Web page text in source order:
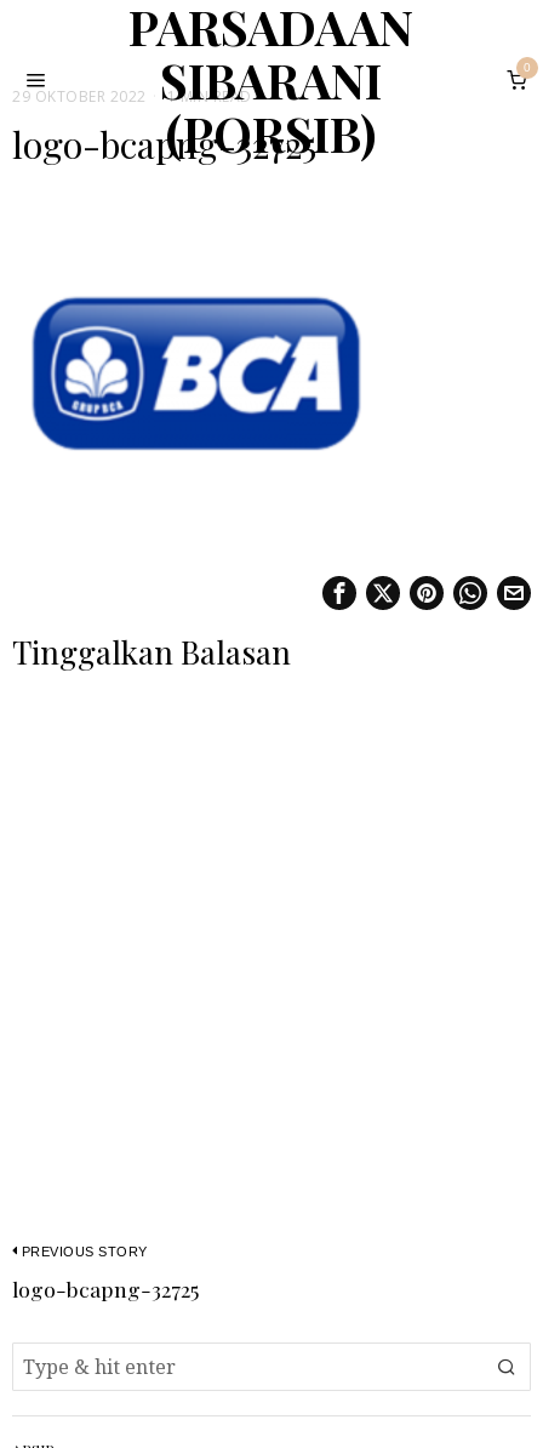
PARSADAAN
SIBARANI
(PORSIB)
0
29 OKTOBER 2022 1 MIN READ
logo-bcapng-32725
Tinggalkan Balasan
PREVIOUS STORY
logo-bcapng-32725